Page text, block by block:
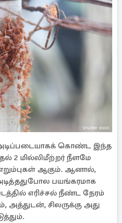
கொண்ட இந்த
2 மில்லிமீற்றர் நீளமே
ஆகும். ஆனால்,
பயங்கரமாக
எரிச்சல் நீண்ட நேரம்
அத்துடன், சிலருக்கு அது